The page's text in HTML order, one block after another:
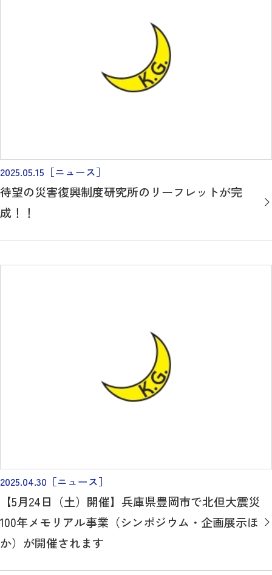
2025.05.15 ［ニュース］
待望の災害復興制度研究所のリーフレットが完
成！！
2025.04.30 ［ニュース］
【5月24日（土）開催】兵庫県豊岡市で北但大震災
100年メモリアル事業（シンポジウム・企画展示ほ
か）が開催されます